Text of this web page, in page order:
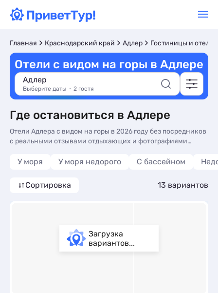
Главная Краснодарский край Адлер Гостиницы и отели
Отели с видом на горы в Адлере
Адлер
Выберите даты 2 гостя
Где остановиться в Адлере
Отели Адлера с видом на горы в 2026 году без посредников
с реальными отзывами отдыхающих и фотографиями
Адлере на побережье Черного моря от 1900 рублей в сутки.
горы и такими опциями, как кухней в номере, общей
кухней и 3-х раз. питанием.
У моря У моря недорого С бассейном
Сортировка 13 вариантов
Загрузка
вариантов...